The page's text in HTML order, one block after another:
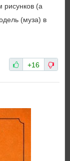
рисунков (а
(муза) в
+16